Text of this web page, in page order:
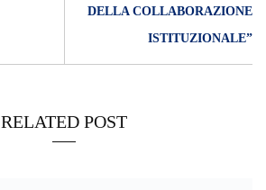
DELLA COLLABORAZIONE
ISTITUZIONALE”
RELATED POST